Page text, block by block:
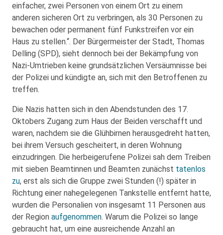
einfacher, zwei Personen von einem Ort zu einem
anderen sicheren Ort zu verbringen, als 30 Personen zu
bewachen oder permanent fünf Funkstreifen vor ein
Haus zu stellen.“. Der Bürgermeister der Stadt, Thomas
Delling (SPD), sieht dennoch bei der Bekämpfung von
Nazi-Umtrieben keine grundsätzlichen Versäumnisse bei
der Polizei und kündigte an, sich mit den Betroffenen zu
treffen.
Die Nazis hatten sich in den Abendstunden des 17.
Oktobers Zugang zum Haus der Beiden verschafft und
waren, nachdem sie die Glühbirnen herausgedreht hatten,
bei ihrem Versuch gescheitert, in deren Wohnung
einzudringen. Die herbeigerufene Polizei sah dem Treiben
mit sieben Beamtinnen und Beamten zunächst tatenlos
zu, erst als sich die Gruppe zwei Stunden (!) später in
Richtung einer nahegelegenen Tankstelle entfernt hatte,
wurden die Personalien von insgesamt 11 Personen aus
der Region aufgenommen. Warum die Polizei so lange
gebraucht hat, um eine ausreichende Anzahl an